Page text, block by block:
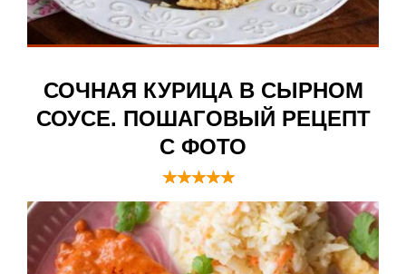
СОЧНАЯ КУРИЦА В СЫРНОМ
СОУСЕ. ПОШАГОВЫЙ РЕЦЕПТ
С ФОТО